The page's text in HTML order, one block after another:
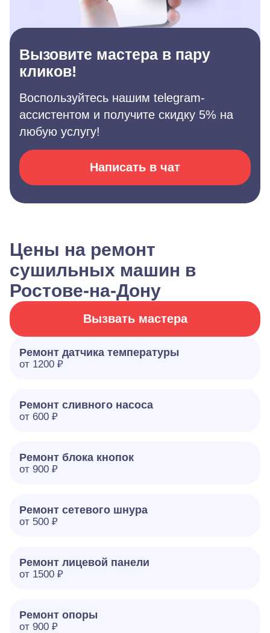
Вызовите мастера в пару
кликов!
Воспользуйтесь нашим telegram-
ассистентом и получите скидку 5% на
любую услугу!
Написать в чат
Цены на ремонт
сушильных машин в
Ростове-на-Дону
Вызвать мастера
Ремонт датчика температуры
от 1200 ₽
Ремонт сливного насоса
от 600 ₽
Ремонт блока кнопок
от 900 ₽
Ремонт сетевого шнура
от 500 ₽
Ремонт лицевой панели
от 1500 ₽
Ремонт опоры
от 900 ₽